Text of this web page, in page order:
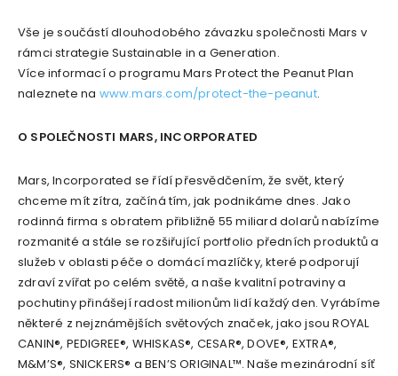
Vše je součástí dlouhodobého závazku společnosti Mars v
rámci strategie Sustainable in a Generation.
Více informací o programu Mars Protect the Peanut Plan
naleznete na www.mars.com/protect-the-peanut.
O SPOLEČNOSTI MARS, INCORPORATED
Mars, Incorporated se řídí přesvědčením, že svět, který
chceme mít zítra, začíná tím, jak podnikáme dnes. Jako
rodinná firma s obratem přibližně 55 miliard dolarů nabízíme
rozmanité a stále se rozšiřující portfolio předních produktů a
služeb v oblasti péče o domácí mazlíčky, které podporují
zdraví zvířat po celém světě, a naše kvalitní potraviny a
pochutiny přinášejí radost milionům lidí každý den. Vyrábíme
některé z nejznámějších světových značek, jako jsou ROYAL
CANIN®, PEDIGREE®, WHISKAS®, CESAR®, DOVE®, EXTRA®,
M&M’S®, SNICKERS® a BEN’S ORIGINAL™. Naše mezinárodní síť